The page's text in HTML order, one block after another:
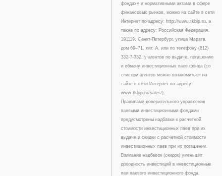
фондах» и нормативными актами в сфере
финансовых рынков, можно на сайте в сети
Интернет по адресу: http://www.tkbip.ru, а
также по адресу: Российская Федерация,
191119, Санкт-Петербург, улица Марата,
дом 69–71, лит. А, или по телефону (812)
332-7-332, у агентов по выдаче, погашению
и обмену инвестиционных паев фонда (со
списком агентов можно ознакомиться на
сайте в сети Интернет по адресу:
www.tkbip.ru/sales/).
Правилами доверительного управления
паевыми инвестиционными фондами
предусмотрены надбавки к расчетной
стоимости инвестиционных паев при их
выдаче и скидки с расчетной стоимости
инвестиционных паев при их погашении.
Взимание надбавок (скидок) уменьшит
доходность инвестиций в инвестиционные
паи паевого инвестиционного фонда.